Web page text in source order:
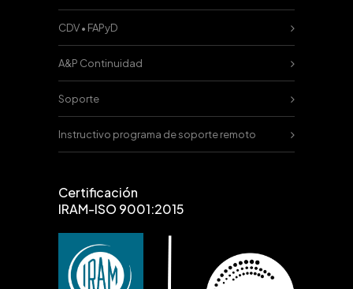
CDV • FAPyD
A&P Continuidad
Soporte
Instructivo programa de soporte remoto
Certificación
IRAM-ISO 9001:2015